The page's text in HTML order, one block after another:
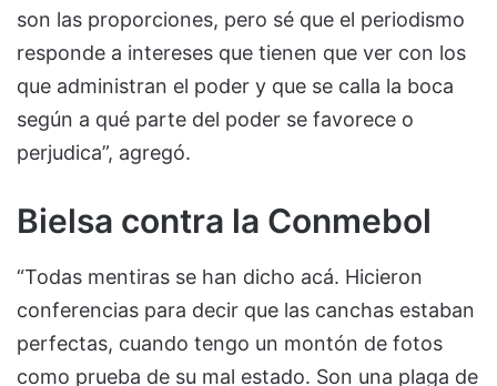
son las proporciones, pero sé que el periodismo
responde a intereses que tienen que ver con los
que administran el poder y que se calla la boca
según a qué parte del poder se favorece o
perjudica”, agregó.
Bielsa contra la Conmebol
“Todas mentiras se han dicho acá. Hicieron
conferencias para decir que las canchas estaban
perfectas, cuando tengo un montón de fotos
como prueba de su mal estado. Son una plaga de